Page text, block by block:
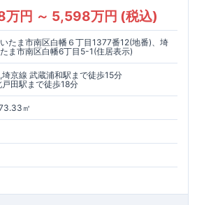
円 ～ 5,598万円 (税込)
たま市南区白幡６丁目1377番12(地番)、埼
ま市南区白幡6丁目5-1(住居表示)
埼京線 武蔵浦和駅まで徒歩15分
戸田駅まで徒歩18分
㎡